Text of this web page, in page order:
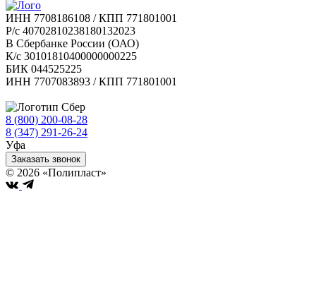
ИНН 7708186108 / КПП 771801001
Р/с 40702810238180132023
В Сбербанке России (ОАО)
К/с 30101810400000000225
БИК 044525225
ИНН 7707083893 / КПП 771801001
8 (800) 200-08-28
8 (347) 291-26-24
Уфа
Заказать звонок
© 2026 «Полипласт»